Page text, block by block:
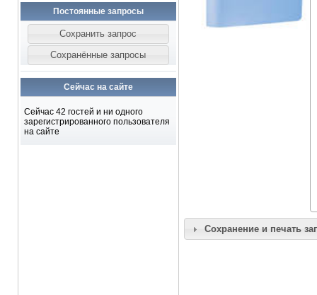
Постоянные запросы
Сейчас на сайте
Сейчас 42 гостей и ни одного
зарегистрированного пользователя
на сайте
Сохранение и печать